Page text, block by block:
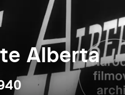
Alberta